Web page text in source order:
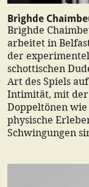
Brìghde
Brìghde
arbeitet in
der
schottischen
Art des Spiels
Intimität, mit der
Doppeltönen
physische
Schwingungen